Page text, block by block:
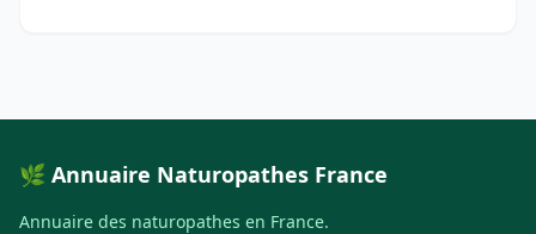
🌿 Annuaire Naturopathes France
Annuaire des naturopathes en France.